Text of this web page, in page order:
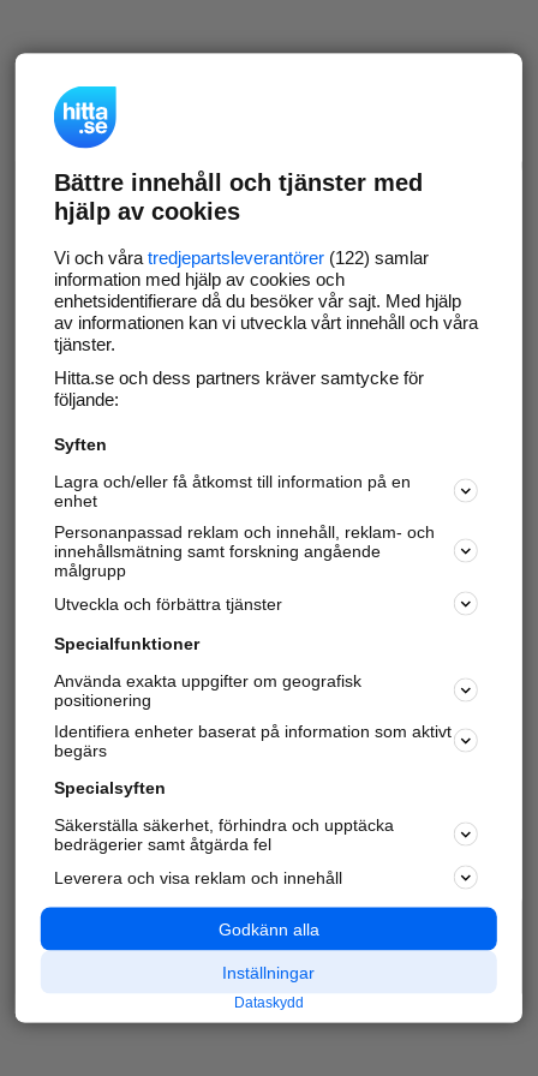
Bättre innehåll och tjänster med
hjälp av cookies
Vi och våra tredjepartsleverantörer(122) samlar
information med hjälp av cookies och
enhetsidentifierare då du besöker vår sajt. Med hjälp
av informationen kan vi utveckla vårt innehåll och våra
tjänster.
Hitta.se och dess partners kräver samtycke för
följande:
Syften
Lagra och/eller få åtkomst till information på en
enhet
Personanpassad reklam och innehåll, reklam- och
innehållsmätning samt forskning angående
målgrupp
Utveckla och förbättra tjänster
Specialfunktioner
Använda exakta uppgifter om geografisk
positionering
Identifiera enheter baserat på information som aktivt
begärs
Specialsyften
Säkerställa säkerhet, förhindra och upptäcka
bedrägerier samt åtgärda fel
Leverera och visa reklam och innehåll
Godkänn alla
Inställningar
Dataskydd